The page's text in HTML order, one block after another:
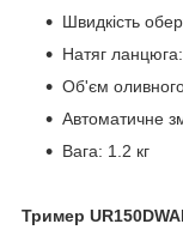
Швидкість
Натяг
Об'єм
Автоматичне
Вага: 1.2 кг
Тример